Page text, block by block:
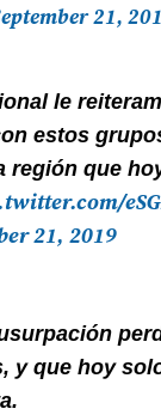
21,
le
estos
región que
21, 2019
y que hoy